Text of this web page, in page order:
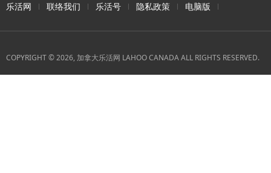
乐活网 联络我们 乐活号 隐私政策 电脑版
COPYRIGHT © 2026, 加拿大乐活网 LAHOO CANADA ALL RIGHTS RESERVED.